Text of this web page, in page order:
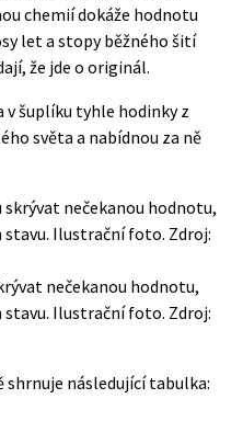
chemií dokáže hodnotu
let a stopy běžného šití
že jde o originál.
v šuplíku tyhle hodinky z
světa a nabídnou za ně
nečekanou hodnotu,
stavu. Ilustrační foto. Zdroj:
shrnuje následující tabulka: